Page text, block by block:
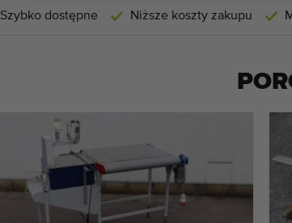
Szybko dostępne Niższe koszty zakupu